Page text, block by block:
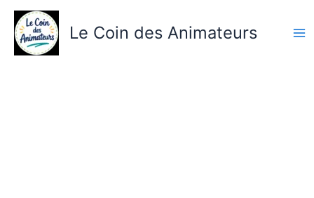
Aller
contenu
Le Coin des Animateurs